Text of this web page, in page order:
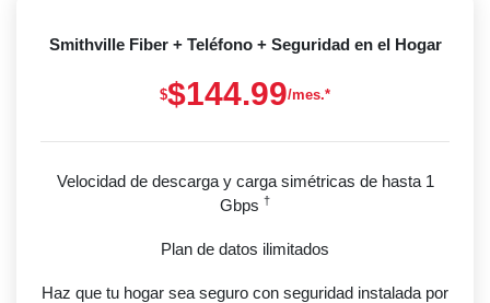
Smithville Fiber + Teléfono + Seguridad en el Hogar
$$144.99/mes.*
Velocidad de descarga y carga simétricas de hasta 1
Gbps †
Plan de datos ilimitados
Haz que tu hogar sea seguro con seguridad instalada por